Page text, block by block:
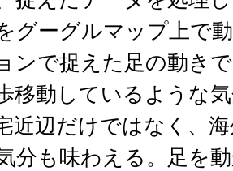
グーグルマップ上で
ンで捉えた足の動き
移動しているような
近辺だけではなく、
分も味わえる。足を